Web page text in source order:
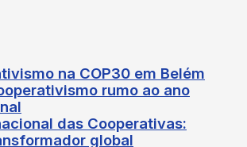
na COP30 em Belém
rumo ao ano
das Cooperativas:
global